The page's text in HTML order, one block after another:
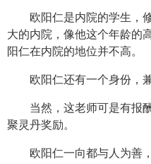
欧阳仁是内院的学生，
大的内院，像他这个年龄的
阳仁在内院的地位并不高。
欧阳仁还有一个身份，
当然，这老师可是有报
聚灵丹奖励。
欧阳仁一向都与人为善